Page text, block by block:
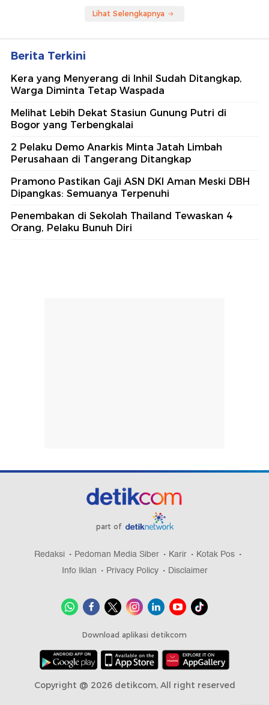
Lihat Selengkapnya
Berita Terkini
Kera yang Menyerang di Inhil Sudah Ditangkap,
Warga Diminta Tetap Waspada
Melihat Lebih Dekat Stasiun Gunung Putri di
Bogor yang Terbengkalai
2 Pelaku Demo Anarkis Minta Jatah Limbah
Perusahaan di Tangerang Ditangkap
Pramono Pastikan Gaji ASN DKI Aman Meski DBH
Dipangkas: Semuanya Terpenuhi
Penembakan di Sekolah Thailand Tewaskan 4
Orang, Pelaku Bunuh Diri
part of
Redaksi Pedoman Media Siber Karir
Kotak Pos
Info Iklan
Privacy Policy Disclaimer
Download aplikasi detikcom
Copyright @ 2026 detikcom, All right reserved